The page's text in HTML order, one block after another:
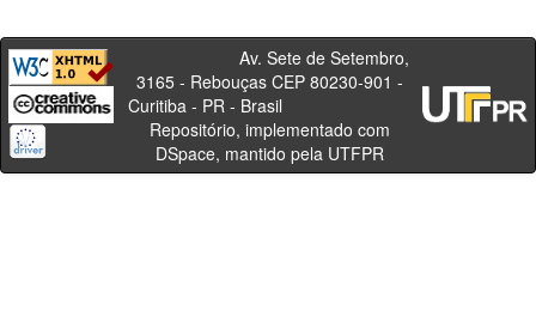
Av. Sete de Setembro,
3165 - Rebouças CEP 80230-901 -
Curitiba - PR - Brasil
Repositório, implementado com
DSpace, mantido pela UTFPR